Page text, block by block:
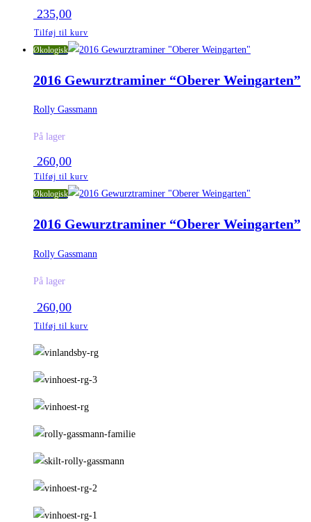
235,00
Tilføj til kurv
Økologisk
2016 Gewurztraminer “Oberer Weingarten”
Rolly Gassmann
På lager
260,00
Tilføj til kurv
Økologisk
2016 Gewurztraminer “Oberer Weingarten”
Rolly Gassmann
På lager
260,00
Tilføj til kurv